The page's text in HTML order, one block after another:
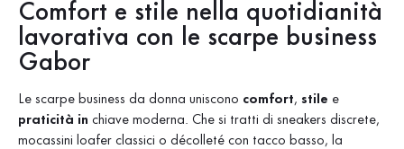
Comfort e stile nella quotidianità
lavorativa con le scarpe business
Gabor
Le scarpe business da donna uniscono comfort, stile e
praticità in chiave moderna. Che si tratti di sneakers discrete,
mocassini loafer classici o décolleté con tacco basso, la